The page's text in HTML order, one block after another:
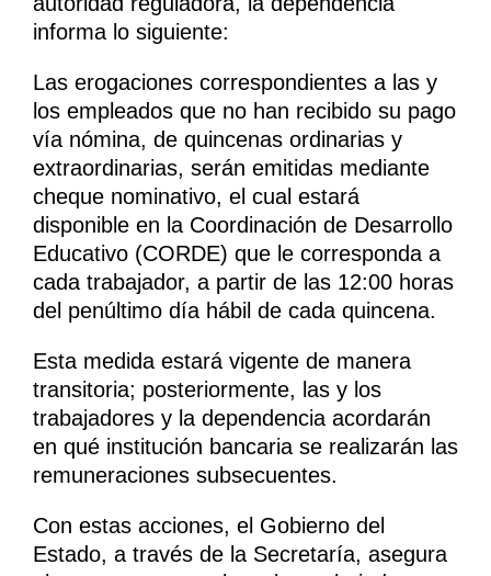
informa lo siguiente:
Las erogaciones correspondientes a las y
los empleados que no han recibido su pago
vía nómina, de quincenas ordinarias y
extraordinarias, serán emitidas mediante
cheque nominativo, el cual estará
disponible en la Coordinación de Desarrollo
Educativo (CORDE) que le corresponda a
cada trabajador, a partir de las 12:00 horas
del penúltimo día hábil de cada quincena.
Esta medida estará vigente de manera
transitoria; posteriormente, las y los
trabajadores y la dependencia acordarán
en qué institución bancaria se realizarán las
remuneraciones subsecuentes.
Con estas acciones, el Gobierno del
Estado, a través de la Secretaría, asegura